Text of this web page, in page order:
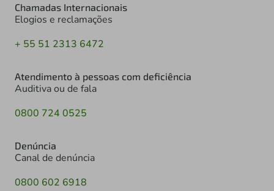
Chamadas Internacionais
Elogios e reclamações
+ 55 51 2313 6472
Atendimento à pessoas com deficiência
Auditiva ou de fala
0800 724 0525
Denúncia
Canal de denúncia
0800 602 6918